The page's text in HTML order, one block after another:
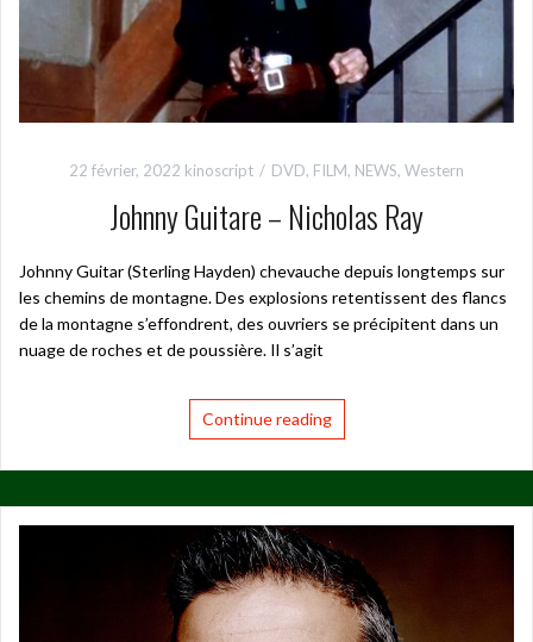
22 février, 2022 kinoscript DVD, FILM, NEWS, Western
Johnny Guitare – Nicholas Ray
Johnny Guitar (Sterling Hayden) chevauche depuis longtemps sur
les chemins de montagne. Des explosions retentissent des flancs
de la montagne s’effondrent, des ouvriers se précipitent dans un
nuage de roches et de poussière. Il s’agit
Continue reading